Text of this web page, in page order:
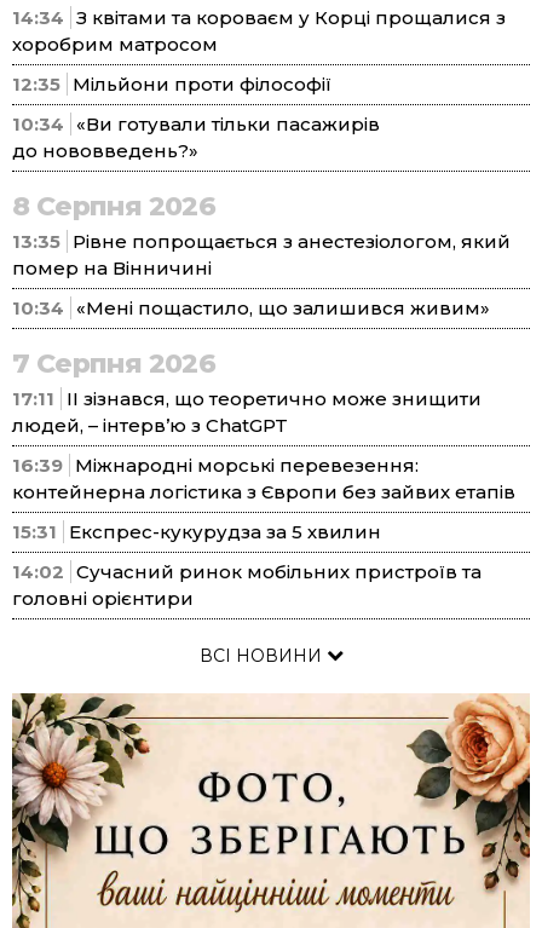
14:34 З квітами та короваєм у Корці прощалися з
хоробрим матросом
12:35 Мільйони проти філософії
10:34
«Ви готували тільки пасажирів
до нововведень?»
8 Серпня 2026
13:35 Рівне попрощається з анестезіологом, який
помер на Вінничині
10:34
«Мені пощастило, що залишився живим»
7 Серпня 2026
17:11
ІІ зізнався, що теоретично може знищити
людей, – інтерв’ю з ChatGPT
16:39 Міжнародні морські перевезення:
контейнерна логістика з Європи без зайвих етапів
15:31
Експрес-кукурудза за 5 хвилин
14:02 Сучасний ринок мобільних пристроїв та
головні орієнтири
ВСІ НОВИНИ